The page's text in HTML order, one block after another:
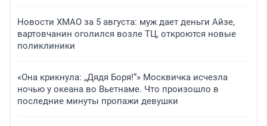
Новости ХМАО за 5 августа: муж дает деньги Айзе,
вартовчанин оголился возле ТЦ, откроются новые
поликлиники
«Она крикнула: „Дядя Боря!“» Москвичка исчезла
ночью у океана во Вьетнаме. Что произошло в
последние минуты пропажи девушки